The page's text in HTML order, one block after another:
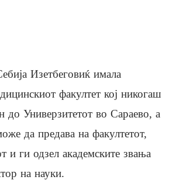
Изетбеговиќ имала
факултет кој никогаш
до Универзитетот во Сараево, а
да предава на факултетот,
и ги одзел академските звања
на науки.